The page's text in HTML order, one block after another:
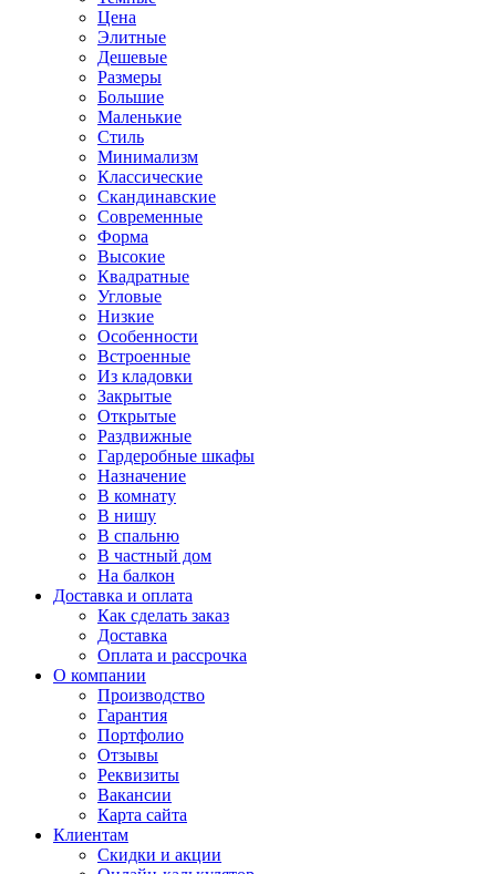
Цена
Элитные
Дешевые
Размеры
Большие
Маленькие
Стиль
Минимализм
Классические
Скандинавские
Современные
Форма
Высокие
Квадратные
Угловые
Низкие
Особенности
Встроенные
Из кладовки
Закрытые
Открытые
Раздвижные
Гардеробные шкафы
Назначение
В комнату
В нишу
В спальню
В частный дом
На балкон
Доставка и оплата
Как сделать заказ
Доставка
Оплата и рассрочка
О компании
Производство
Гарантия
Портфолио
Отзывы
Реквизиты
Вакансии
Карта сайта
Клиентам
Скидки и акции